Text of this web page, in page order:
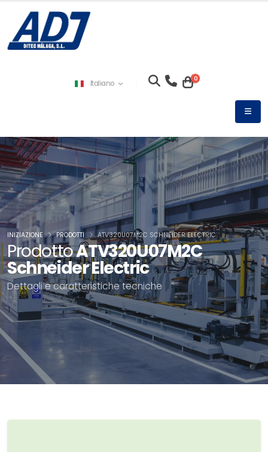
Italiano 0
ProdottoATV320U07M2C
Schneider Electric
Dettagli e caratteristiche tecniche
INIZIAZIONE PRODOTTI ATV320U07M2C SCHNEIDER ELECTRIC